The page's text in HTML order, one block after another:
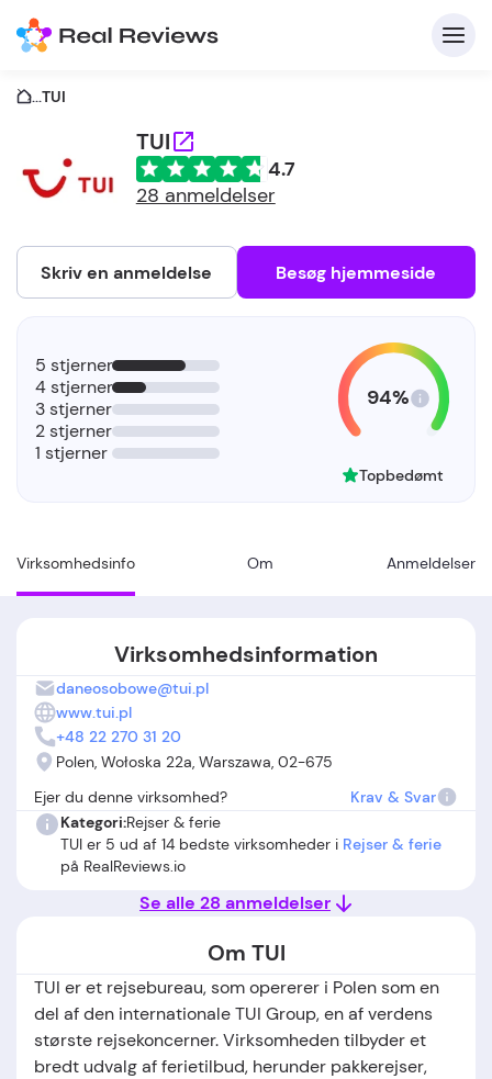
...TUI
TUI
4.7
28 anmeldelser
Skriv en anmeldelse Besøg hjemmeside
Virksomhedsinfo Om Anmeldelser
5 stjerner
4 stjerner
3 stjerner
2 stjerner
1 stjerner
94%
Topbedømt
Virksomhedsinformation
daneosobowe@tui.pl
www.tui.pl
+48 22 270 31 20
Polen, Wołoska 22a, Warszawa, 02-675
Ejer du denne virksomhed?
Krav & Svar
Kategori:Rejser & ferie
TUI er 5 ud af 14 bedste virksomheder i Rejser & ferie
på RealReviews.io
Se alle 28 anmeldelser
Om TUI
TUI er et rejsebureau, som opererer i Polen som en
del af den internationale TUI Group, en af verdens
største rejsekoncerner. Virksomheden tilbyder et
bredt udvalg af ferietilbud, herunder pakkerejser,